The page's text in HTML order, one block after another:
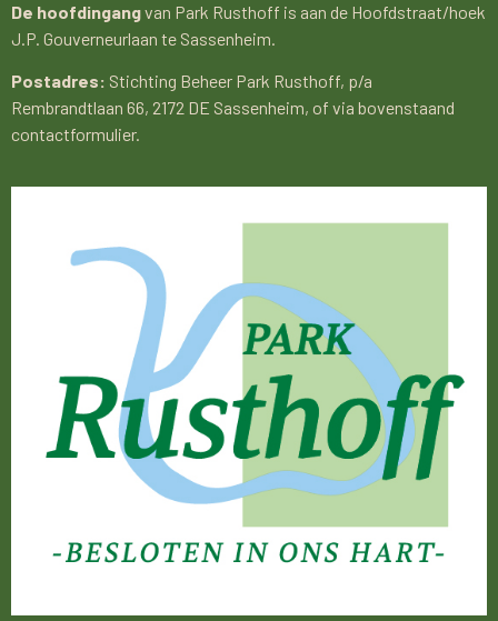
De hoofdingangvan Park Rusthoff is aan de Hoofdstraat/hoek
J.P. Gouverneurlaan te Sassenheim.
Postadres: Stichting Beheer Park Rusthoff, p/a
Rembrandtlaan 66, 2172 DE Sassenheim, of via bovenstaand
contactformulier.